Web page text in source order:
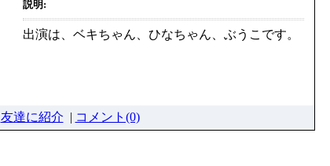
説明:
出演は、ベキちゃん、ひなちゃん、ぶうこです。
友達に紹介 | コメント(0)